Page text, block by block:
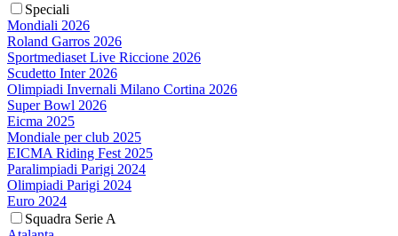
Speciali
Mondiali 2026
Roland Garros 2026
Sportmediaset Live Riccione 2026
Scudetto Inter 2026
Olimpiadi Invernali Milano Cortina 2026
Super Bowl 2026
Eicma 2025
Mondiale per club 2025
EICMA Riding Fest 2025
Paralimpiadi Parigi 2024
Olimpiadi Parigi 2024
Euro 2024
Squadra Serie A